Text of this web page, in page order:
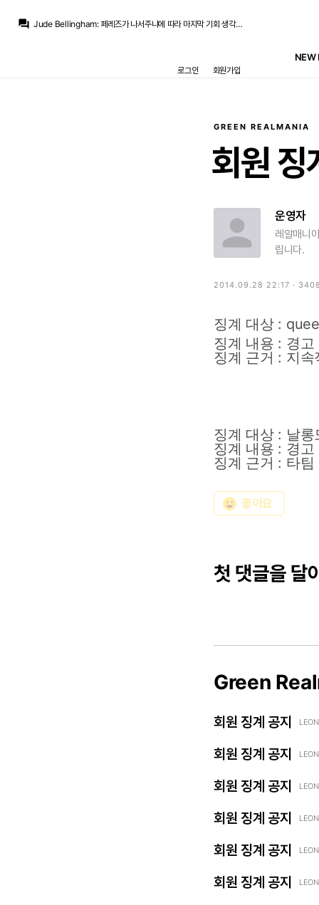
question_answer Jude Bellingham: 페레즈가 나서주냐에 따라 마지막 기회 생각해볼듯
NEW
로그인 회원가입
GREEN REALMANIA
회원 징
운영자
레알매니
립니다.
2014.09.28 22:17 ·
징계 대상 :
징계 내용 : 경고
징계 근거 : 지속
징계 대상 : 날
징계 내용 : 경고
징계 근거 : 타팀
emoji_emotions 좋아요
첫 댓글을 달
Green
회원 징계 공지
회원 징계 공지
회원 징계 공지
회원 징계 공지
회원 징계 공지
회원 징계 공지